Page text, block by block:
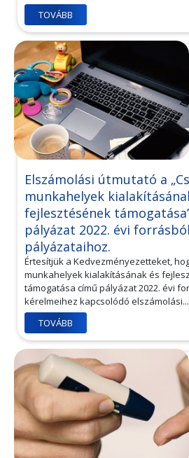
TOVÁBB
Elszámolási útmutató a
munkahelyek
fejlesztésének
pályázat 2022. évi
pályázataihoz.
Értesítjük a Kedvezményezetteket,
munkahelyek kialakításának és
támogatása című pályázat 2022. évi
kérelmeihez kapcsolódó elszámolási...
TOVÁBB